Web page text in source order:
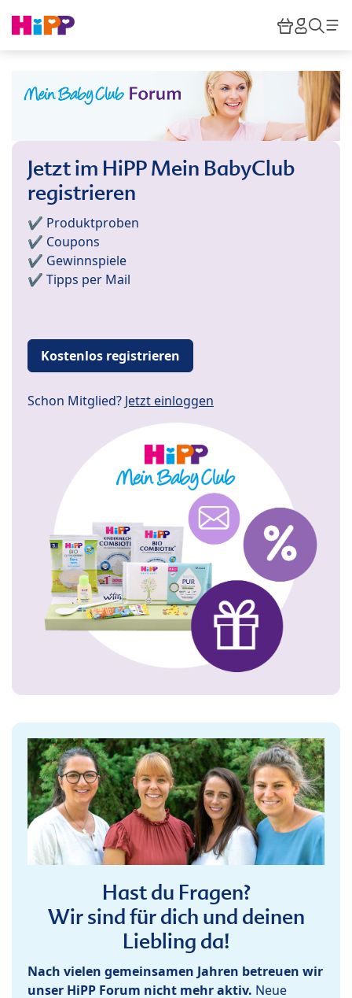
HiPP
Jetzt im HiPP Mein BabyClub
registrieren
✔️ Produktproben
✔️ Coupons
✔️ Gewinnspiele
✔️ Tipps per Mail
Kostenlos registrieren
Schon Mitglied? Jetzt einloggen
Hast du Fragen?
Wir sind für dich und deinen
Liebling da!
Nach vielen gemeinsamen Jahren betreuen wir
unser HiPP Forum nicht mehr aktiv. Neue